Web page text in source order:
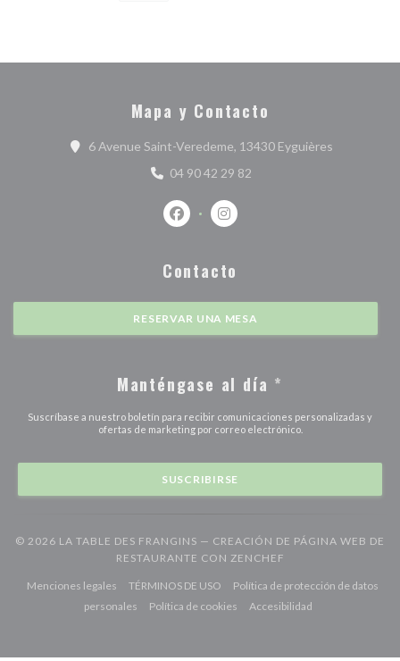
Mapa y Contacto
6 Avenue Saint-Veredeme, 13430 Eyguières((abre en
04 90 42 29 82
Facebook ((abre en una nueva
Instagram ((abre en una
Contacto
RESERVAR UNA MESA
Manténgase al día *
Suscríbase a nuestro boletín para recibir comunicaciones personalizadas y
ofertas de marketing por correo electrónico.
SUSCRIBIRSE
© 2026 LA TABLE DES FRANGINS — CREACIÓN DE PÁGINA WEB DE
RESTAURANTE CON ZENCHEF
Menciones legales((abre en una nueva ventana))
TÉRMINOS DE USO((abre en una nueva ventana))
Política de protección de datos
personales((abre en una nueva ventana))
Política de cookies((abre en una nueva ventana))
Accesibilidad((abre en una